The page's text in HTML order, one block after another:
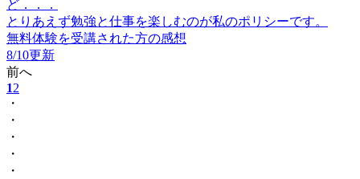
ど．．．
とりあえず勉強と仕事を楽しむのが私のポリシーです。
無料体験を受講された方の感想
8/10更新
前へ
12
・
・
・
・
・